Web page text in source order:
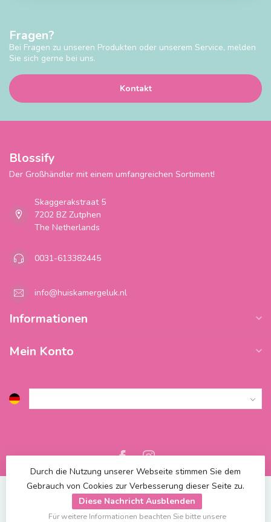
Fragen?
Bei Fragen zu unseren Produkten oder unserem Service, melden
Sie sich gerne bei uns.
Kontakt
Blossify
Der Großhändler mit einem umfangreichen Sortiment!
Skaggerakstraat 5
7202 BZ Zutphen
The Netherlands
0031-613382445
info@huiskamergeluk.nl
Informationen
Mein Konto
Durch die Nutzung unserer Webseite stimmen Sie dem
Gebrauch von Cookies zur Verbesserung dieser Seite zu.
Diese Nachricht Ausblenden
Für weitere Informationen beachten Sie bitte unsere